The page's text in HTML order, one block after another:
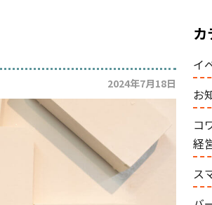
2024年7月18日
カ
イ
お
コ
経
ス